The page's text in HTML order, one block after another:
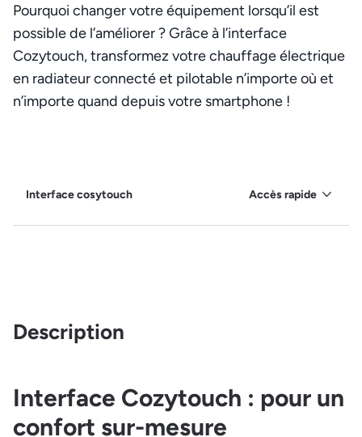
Pourquoi changer votre équipement lorsqu’il est
possible de l’améliorer ? Grâce à l’interface
Cozytouch, transformez votre chauffage électrique
en radiateur connecté et pilotable n’importe où et
n’importe quand depuis votre smartphone !
Interface cosytouch Accès rapide
Description
Interface Cozytouch : pour un
confort sur-mesure